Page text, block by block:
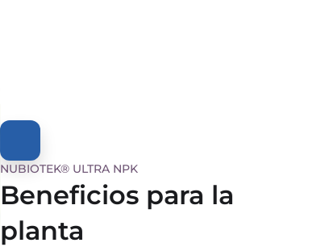
NUBIOTEK® ULTRA NPK
Beneficios para la
planta